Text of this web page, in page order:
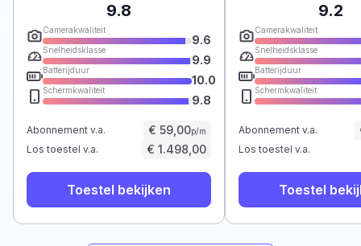
9.8
Camerakwaliteit
9.6
Snelheidsklasse
9.9
Batterijduur
10.0
Schermkwaliteit
9.8
Abonnement v.a. € 59,00p/m
Los toestel v.a. € 1.498,00
Toestel bekijken
9.2
Camerakwaliteit
Snelheidsklasse
Batterijduur
Schermkwaliteit
Abonnement v.a.
Los toestel v.a.
Toestel